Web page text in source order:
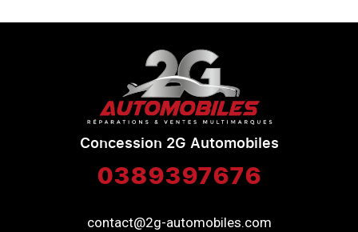
Concession 2G Automobiles
0389397676
contact@2g-automobiles.com